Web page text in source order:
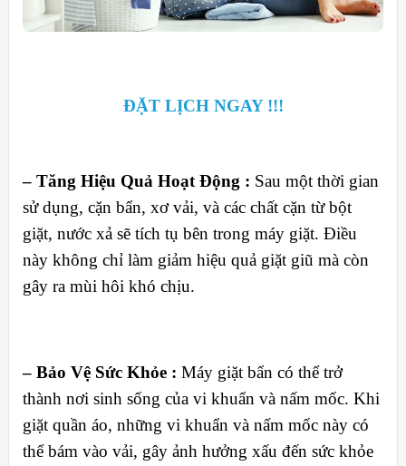
ĐẶT LỊCH NGAY !!!
– Tăng Hiệu Quả Hoạt Động : Sau một thời gian
sử dụng, cặn bẩn, xơ vải, và các chất cặn từ bột
giặt, nước xả sẽ tích tụ bên trong máy giặt. Điều
này không chỉ làm giảm hiệu quả giặt giũ mà còn
gây ra mùi hôi khó chịu.
– Bảo Vệ Sức Khỏe : Máy giặt bẩn có thể trở
thành nơi sinh sống của vi khuẩn và nấm mốc. Khi
giặt quần áo, những vi khuẩn và nấm mốc này có
thể bám vào vải, gây ảnh hưởng xấu đến sức khỏe